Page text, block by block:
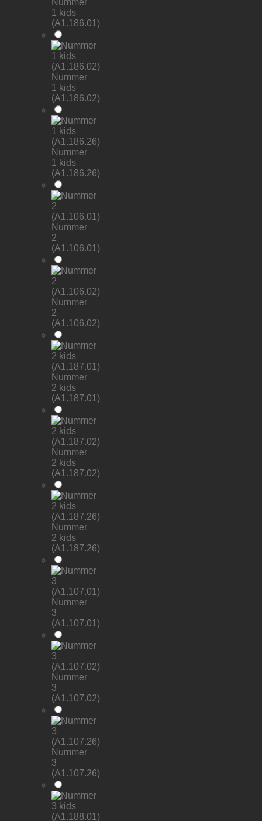
1 kids
(A1.186.01)
Nummer
1 kids
(A1.186.02)
Nummer
1 kids
(A1.186.26)
Nummer
2
(A1.106.01)
Nummer
2
(A1.106.02)
Nummer
2 kids
(A1.187.01)
Nummer
2 kids
(A1.187.02)
Nummer
2 kids
(A1.187.26)
Nummer
3
(A1.107.01)
Nummer
3
(A1.107.02)
Nummer
3
(A1.107.26)